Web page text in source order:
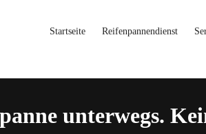
Startseite Reifenpannendienst
unterwegs.